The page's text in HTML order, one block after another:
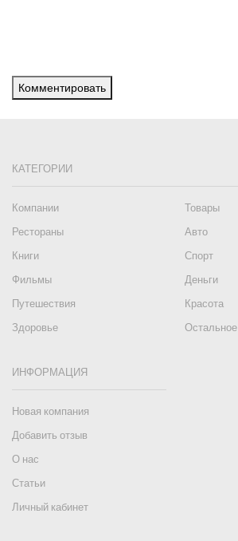
Комментировать
КАТЕГОРИИ
Компании
Товары
Рестораны
Авто
Книги
Спорт
Фильмы
Деньги
Путешествия
Красота
Здоровье
Остальное
ИНФОРМАЦИЯ
Новая компания
Добавить отзыв
О нас
Статьи
Личный кабинет